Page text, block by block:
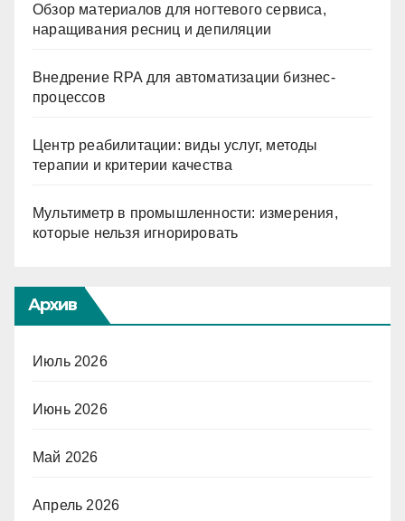
Обзор материалов для ногтевого сервиса,
наращивания ресниц и депиляции
Внедрение RPA для автоматизации бизнес-
процессов
Центр реабилитации: виды услуг, методы
терапии и критерии качества
Мультиметр в промышленности: измерения,
которые нельзя игнорировать
Архив
Июль 2026
Июнь 2026
Май 2026
Апрель 2026